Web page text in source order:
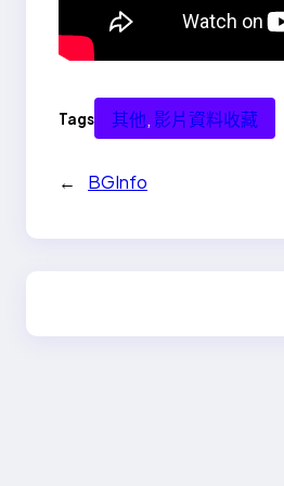
Tags 其他, 影片資料收藏
← BGInfo